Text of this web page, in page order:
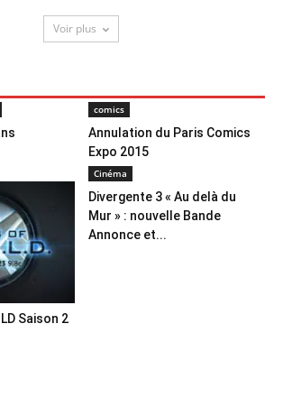
Voir plus
comics
Annulation du Paris Comics
Expo 2015
Saison 2
Cinéma
Divergente 3 « Au delà du
Mur » : nouvelle Bande
Annonce et...